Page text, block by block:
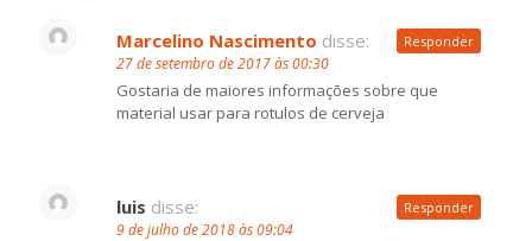
Marcelino Nascimento disse:
27 de setembro de 2017 às 00:30
Gostaria de maiores informações sobre que
material usar para rotulos de cerveja
Responder
luis disse:
9 de julho de 2018 às 09:04
Responder